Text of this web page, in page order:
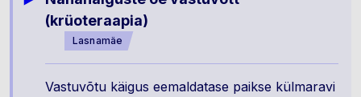
(krüoteraapia)
Lasnamäe
Vastuvõtu käigus eemaldatase paikse külmaravi